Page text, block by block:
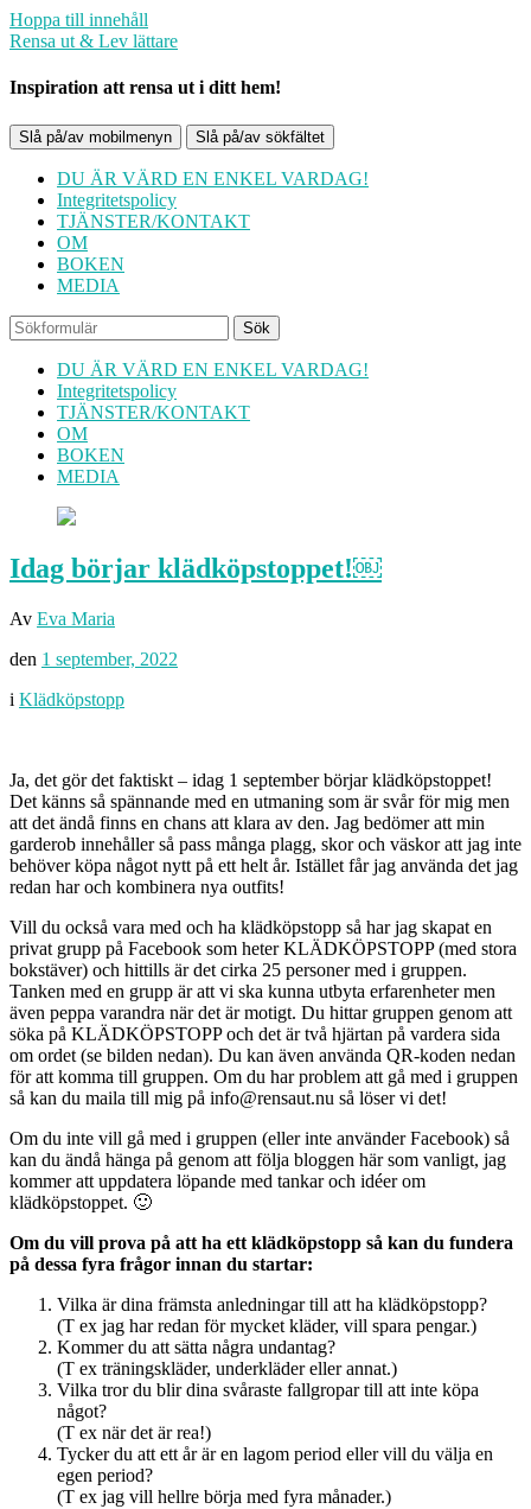
Hoppa till innehåll
Rensa ut & Lev lättare
Inspiration att rensa ut i ditt hem!
Slå på/av mobilmenyn Slå på/av sökfältet
DU ÄR VÄRD EN ENKEL VARDAG!
Integritetspolicy
TJÄNSTER/KONTAKT
OM
BOKEN
MEDIA
Sök
DU ÄR VÄRD EN ENKEL VARDAG!
Integritetspolicy
TJÄNSTER/KONTAKT
OM
BOKEN
MEDIA
Idag börjar klädköpstoppet!￼
Av Eva Maria
den 1 september, 2022
i Klädköpstopp
Ja, det gör det faktiskt – idag 1 september börjar klädköpstoppet!
Det känns så spännande med en utmaning som är svår för mig men
att det ändå finns en chans att klara av den. Jag bedömer att min
garderob innehåller så pass många plagg, skor och väskor att jag inte
behöver köpa något nytt på ett helt år. Istället får jag använda det jag
redan har och kombinera nya outfits!
Vill du också vara med och ha klädköpstopp så har jag skapat en
privat grupp på Facebook som heter KLÄDKÖPSTOPP (med stora
bokstäver) och hittills är det cirka 25 personer med i gruppen.
Tanken med en grupp är att vi ska kunna utbyta erfarenheter men
även peppa varandra när det är motigt. Du hittar gruppen genom att
söka på KLÄDKÖPSTOPP och det är två hjärtan på vardera sida
om ordet (se bilden nedan). Du kan även använda QR-koden nedan
för att komma till gruppen. Om du har problem att gå med i gruppen
så kan du maila till mig på info@rensaut.nu så löser vi det!
Om du inte vill gå med i gruppen (eller inte använder Facebook) så
kan du ändå hänga på genom att följa bloggen här som vanligt, jag
kommer att uppdatera löpande med tankar och idéer om
klädköpstoppet. 🙂
Om du vill prova på att ha ett klädköpstopp så kan du fundera
på dessa fyra frågor innan du startar:
Vilka är dina främsta anledningar till att ha klädköpstopp?
(T ex jag har redan för mycket kläder, vill spara pengar.)
Kommer du att sätta några undantag?
(T ex träningskläder, underkläder eller annat.)
Vilka tror du blir dina svåraste fallgropar till att inte köpa
något?
(T ex när det är rea!)
Tycker du att ett år är en lagom period eller vill du välja en
egen period?
(T ex jag vill hellre börja med fyra månader.)